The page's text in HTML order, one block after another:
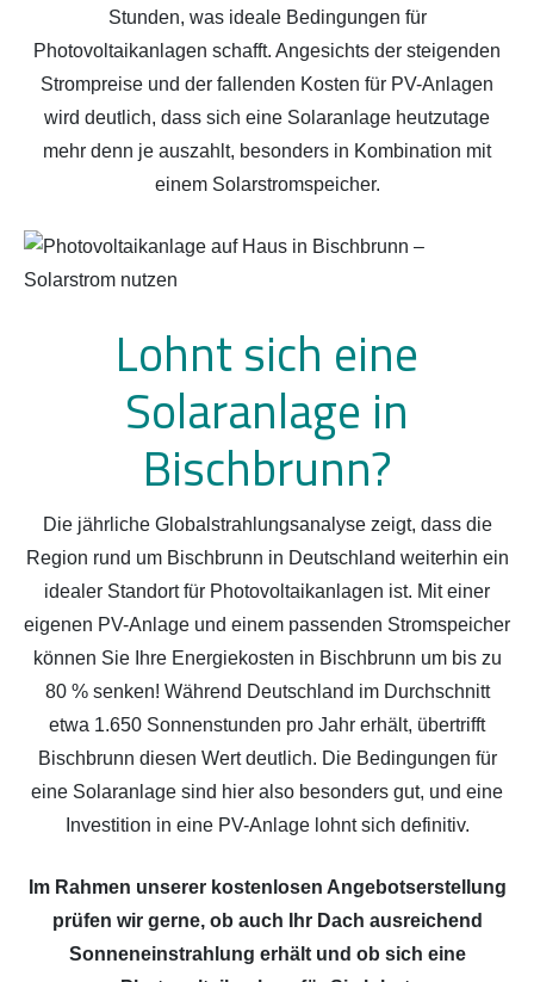
Stunden, was ideale Bedingungen für
Photovoltaikanlagen schafft. Angesichts der steigenden
Strompreise und der fallenden Kosten für PV-Anlagen
wird deutlich, dass sich eine Solaranlage heutzutage
mehr denn je auszahlt, besonders in Kombination mit
einem Solarstromspeicher.
Lohnt sich eine
Solaranlage in
Bischbrunn?
Die jährliche Globalstrahlungsanalyse zeigt, dass die
Region rund um Bischbrunn in Deutschland weiterhin ein
idealer Standort für Photovoltaikanlagen ist. Mit einer
eigenen PV-Anlage und einem passenden Stromspeicher
können Sie Ihre Energiekosten in Bischbrunn um bis zu
80 % senken! Während Deutschland im Durchschnitt
etwa 1.650 Sonnenstunden pro Jahr erhält, übertrifft
Bischbrunn diesen Wert deutlich. Die Bedingungen für
eine Solaranlage sind hier also besonders gut, und eine
Investition in eine PV-Anlage lohnt sich definitiv.
Im Rahmen unserer kostenlosen Angebotserstellung
prüfen wir gerne, ob auch Ihr Dach ausreichend
Sonneneinstrahlung erhält und ob sich eine